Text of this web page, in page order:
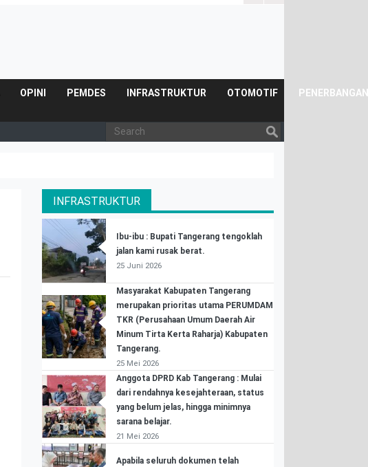
OPINI PEMDES INFRASTRUKTUR OTOMOTIF PENERBANGAN
INFRASTRUKTUR
Ibu-ibu : Bupati Tangerang tengoklah
jalan kami rusak berat.
25 Juni 2026
Masyarakat Kabupaten Tangerang
merupakan prioritas utama PERUMDAM
TKR (Perusahaan Umum Daerah Air
Minum Tirta Kerta Raharja) Kabupaten
Tangerang.
25 Mei 2026
Anggota DPRD Kab Tangerang : Mulai
dari rendahnya kesejahteraan, status
yang belum jelas, hingga minimnya
sarana belajar.
21 Mei 2026
Apabila seluruh dokumen telah